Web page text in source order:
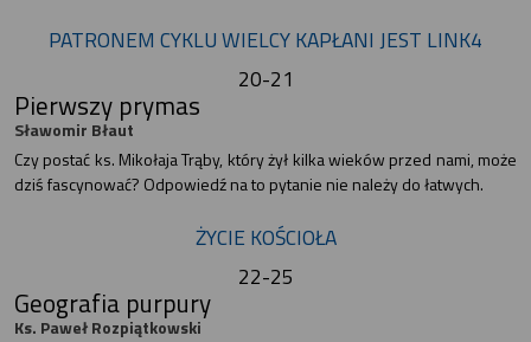
PATRONEM CYKLU WIELCY KAPŁANI JEST LINK4
20-21
Pierwszy prymas
Sławomir Błaut
Czy postać ks. Mikołaja Trąby, który żył kilka wieków przed nami, może
dziś fascynować? Odpowiedź na to pytanie nie należy do łatwych.
ŻYCIE KOŚCIOŁA
22-25
Geografia purpury
Ks. Paweł Rozpiątkowski